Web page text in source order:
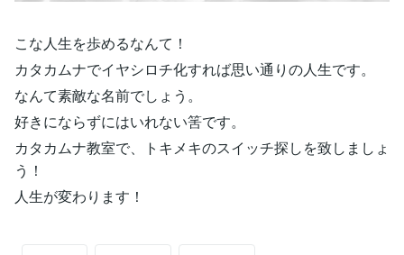
こな人生を歩めるなんて！
カタカムナでイヤシロチ化すれば思い通りの人生です。
なんて素敵な名前でしょう。
好きにならずにはいれない筈です。
カタカムナ教室で、トキメキのスイッチ探しを致しましょ
う！
人生が変わります！